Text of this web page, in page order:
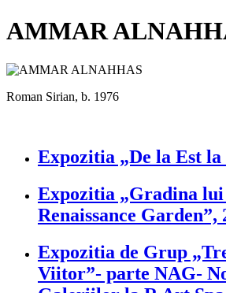
AMMAR
Roman Sirian, b. 1976
Expozitia „De la Est la
Expozitia „Gradina
Renaissance Garden”,
Expozitia de Grup
Viitor”- parte NAG-